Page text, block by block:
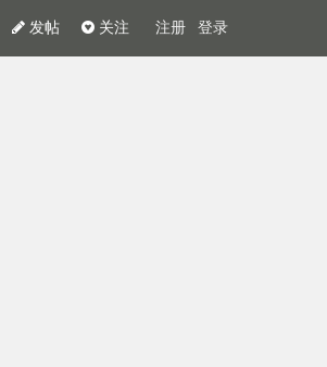
注册 登录
关注
发帖